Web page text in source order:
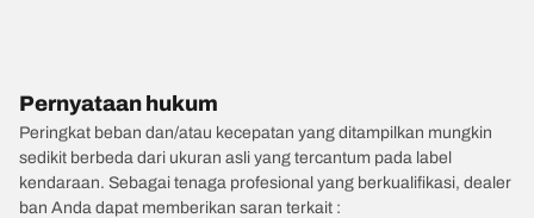
Pernyataan hukum
Peringkat beban dan/atau kecepatan yang ditampilkan mungkin
sedikit berbeda dari ukuran asli yang tercantum pada label
kendaraan. Sebagai tenaga profesional yang berkualifikasi, dealer
ban Anda dapat memberikan saran terkait :